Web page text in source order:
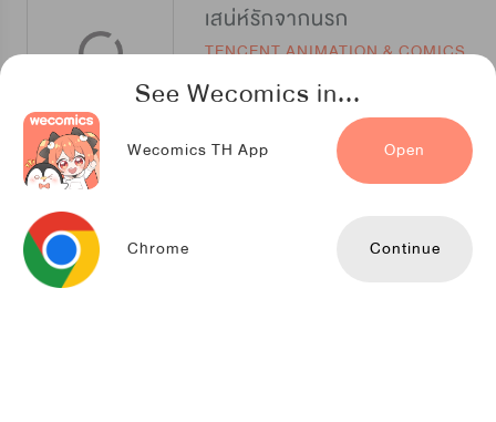
See Wecomics in...
Wecomics TH App Open
Chrome Continue
เสน่ห์รักจากนรก
TENCENT ANIMATION & COMICS
เจ้าหญิงทาสของราชาบ้าเลือด